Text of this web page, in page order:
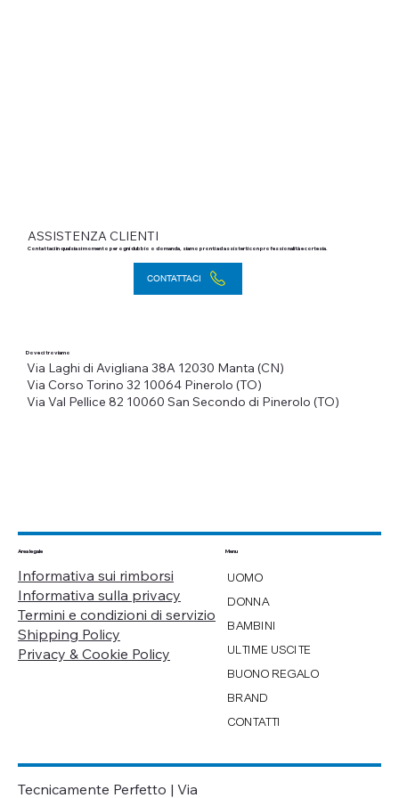
Contattaci in qualsiasi momento per ogni dubbio o domanda, siamo pronti ad assisterti con professionalità e cortesia.
CONTATTACI
ASSISTENZA CLIENTI
Dove ci troviamo
Via Laghi di Avigliana 38A 12030 Manta (CN)
Via Val Pellice 82 10060 San Secondo di Pinerolo (TO)
Via Corso Torino 32 10064 Pinerolo (TO)
Area legale
Informativa sui rimborsi
Informativa sulla privacy
Termini e condizioni di servizio
Shipping Policy
Privacy & Cookie Policy
Menu
UOMO
DONNA
BAMBINI
ULTIME USCITE
BUONO REGALO
BRAND
CONTATTI
Tecnicamente Perfetto | Via